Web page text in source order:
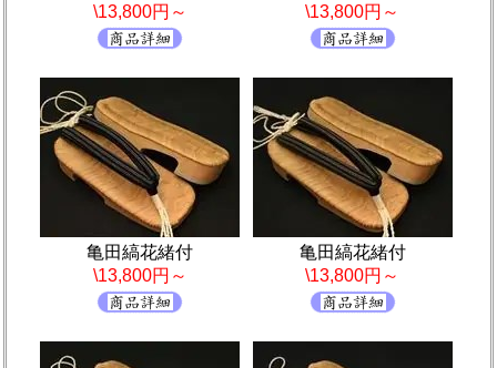
\13,800円～
\13,800円～
亀田縞花緒付
\13,800円～
亀田縞花緒付
\13,800円～